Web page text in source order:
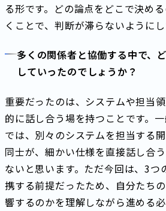
る形です。どの論点をどこで決め
くことで、判断が滞らないようにし
多くの関係者と協働する中で、
していったのでしょうか？
重要だったのは、システムや担当
的に話し合う場を持つことです。
では、別々のシステムを担当する
同士が、細かい仕様を直接話し合
ないと思います。ただ今回は、3つ
携する前提だったため、自分たち
響するのかを理解しながら進める必